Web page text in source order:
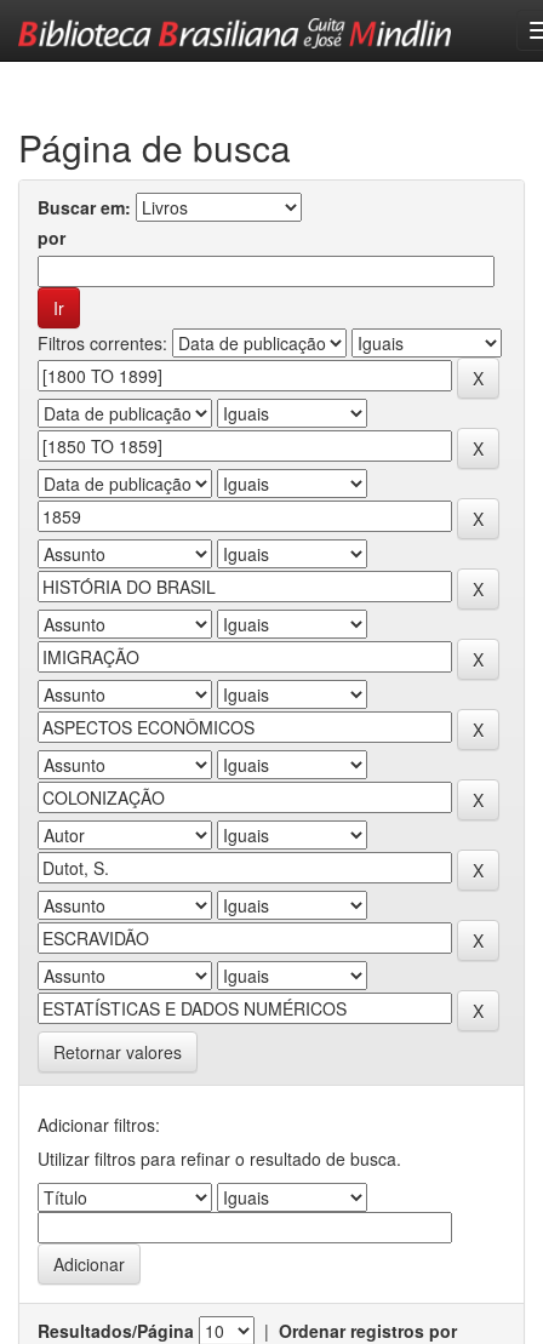
Página de busca
Buscar em:
por
Filtros correntes:
Retornar valores
Adicionar filtros:
Utilizar filtros para refinar o resultado de busca.
Resultados/Página | Ordenar registros por